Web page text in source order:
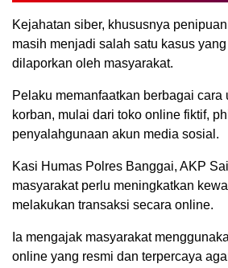
Kejahatan siber, khususnya
masih menjadi salah satu kasus
dilaporkan oleh masyarakat.
Pelaku memanfaatkan berbagai cara
korban, mulai dari toko online fiktif,
penyalahgunaan akun media sosial.
Kasi Humas Polres Banggai, AKP
masyarakat perlu meningkatkan
melakukan transaksi secara online.
Ia mengajak masyarakat
online yang resmi dan terpercaya